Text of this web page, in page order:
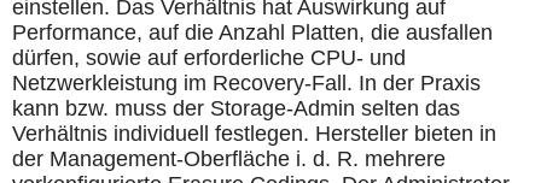
einstellen. Das Verhältnis hat Auswirkung auf
Performance, auf die Anzahl Platten, die ausfallen
dürfen, sowie auf erforderliche CPU- und
Netzwerkleistung im Recovery-Fall. In der Praxis
kann bzw. muss der Storage-Admin selten das
Verhältnis individuell festlegen. Hersteller bieten in
der Management-Oberfläche i. d. R. mehrere